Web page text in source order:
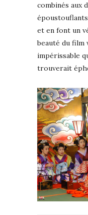
combinés aux
et en font un
beauté du film
impérissable
trouverait